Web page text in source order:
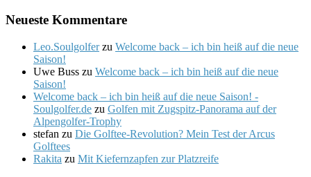
Neueste Kommentare
Leo.Soulgolferzu Welcome back – ich bin heiß auf die neue
Saison!
Uwe Buss zu Welcome back – ich bin heiß auf die neue
Saison!
Welcome back – ich bin heiß auf die neue Saison! -
Soulgolfer.de zu Golfen mit Zugspitz-Panorama auf der
Alpengolfer-Trophy
stefan zu Die Golftee-Revolution? Mein Test der Arcus
Golftees
Rakita zu Mit Kiefernzapfen zur Platzreife